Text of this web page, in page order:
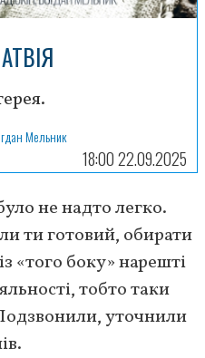
Мельник
18:00 22.09.2025
не надто легко.
ти готовий, обирати
«того боку» нарешті
тобто таки
уточнили